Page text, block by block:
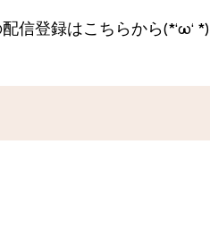
信登録はこちらから(*‘ω‘ *)